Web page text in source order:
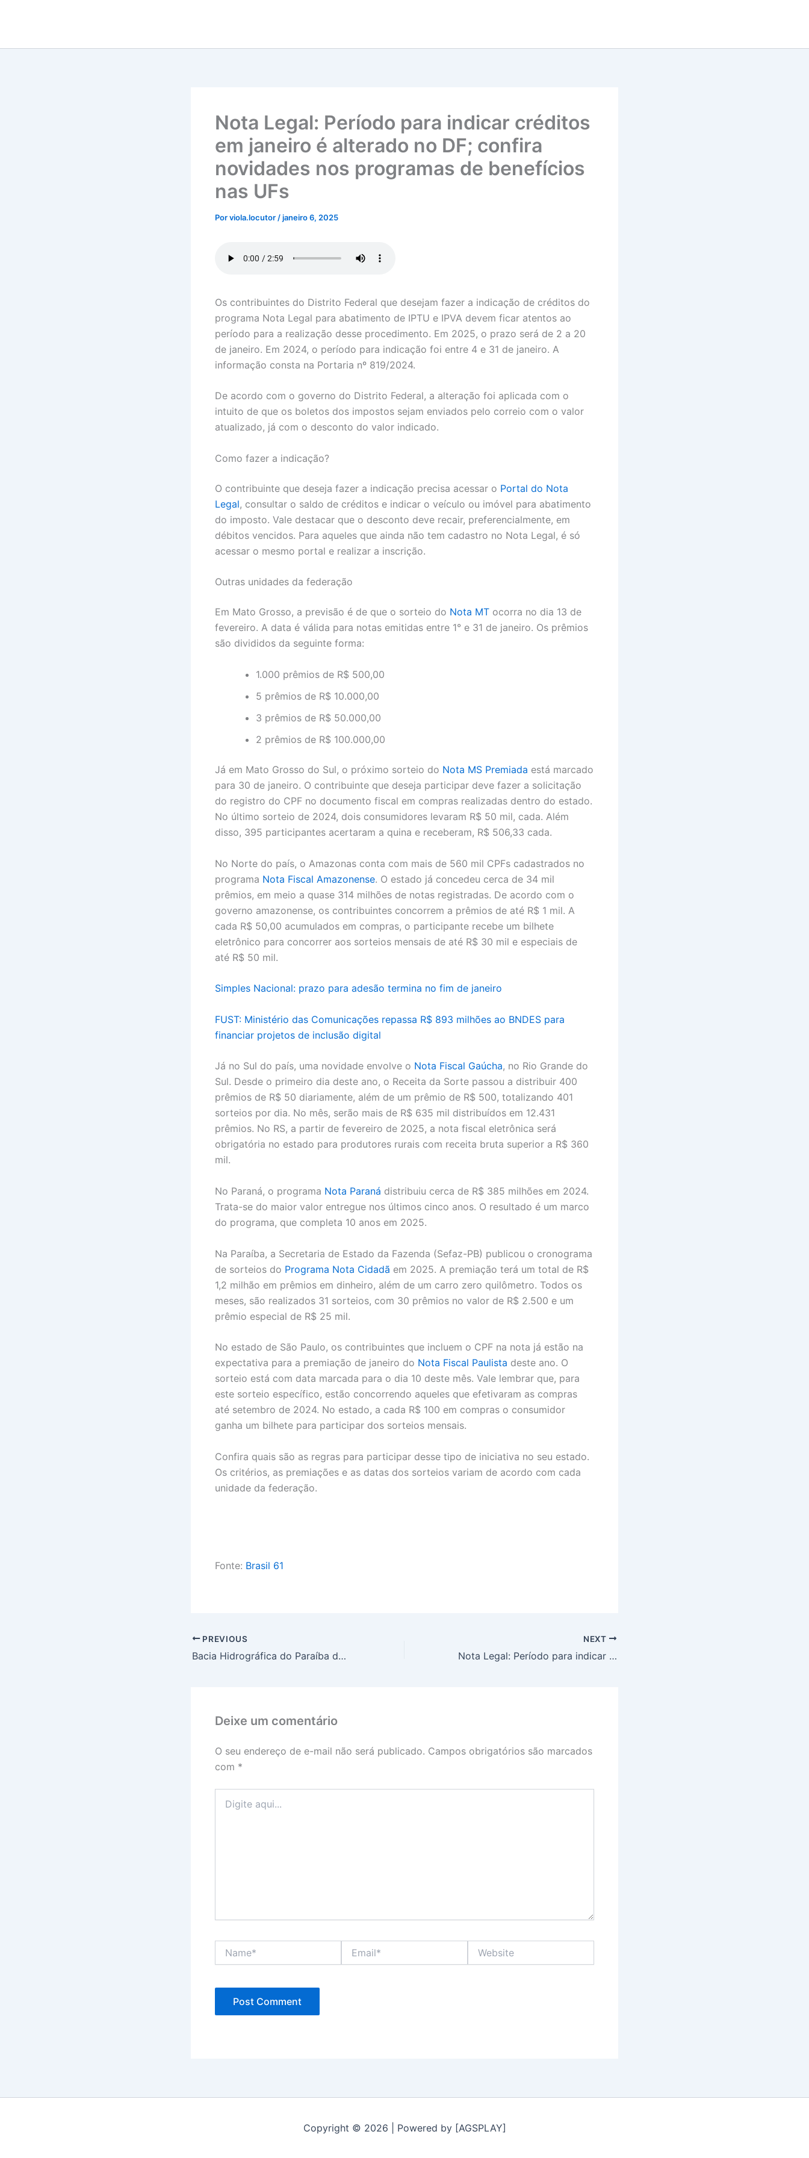
Nota Legal: Período para indicar créditos
em janeiro é alterado no DF; confira
novidades nos programas de benefícios
nas UFs
Porviola.locutor /janeiro 6, 2025
Os contribuintes do Distrito Federal que desejam fazer a indicação de créditos do
programa Nota Legal para abatimento de IPTU e IPVA devem ficar atentos ao
período para a realização desse procedimento. Em 2025, o prazo será de 2 a 20
de janeiro. Em 2024, o período para indicação foi entre 4 e 31 de janeiro. A
informação consta na Portaria nº 819/2024.
De acordo com o governo do Distrito Federal, a alteração foi aplicada com o
intuito de que os boletos dos impostos sejam enviados pelo correio com o valor
atualizado, já com o desconto do valor indicado.
Como fazer a indicação?
O contribuinte que deseja fazer a indicação precisa acessar o Portal do Nota
Legal, consultar o saldo de créditos e indicar o veículo ou imóvel para abatimento
do imposto. Vale destacar que o desconto deve recair, preferencialmente, em
débitos vencidos. Para aqueles que ainda não tem cadastro no Nota Legal, é só
acessar o mesmo portal e realizar a inscrição.
Outras unidades da federação
Em Mato Grosso, a previsão é de que o sorteio do Nota MT ocorra no dia 13 de
fevereiro. A data é válida para notas emitidas entre 1° e 31 de janeiro. Os prêmios
são divididos da seguinte forma:
1.000 prêmios de R$ 500,00
5 prêmios de R$ 10.000,00
3 prêmios de R$ 50.000,00
2 prêmios de R$ 100.000,00
Já em Mato Grosso do Sul, o próximo sorteio do Nota MS Premiada está marcado
para 30 de janeiro. O contribuinte que deseja participar deve fazer a solicitação
do registro do CPF no documento fiscal em compras realizadas dentro do estado.
No último sorteio de 2024, dois consumidores levaram R$ 50 mil, cada. Além
disso, 395 participantes acertaram a quina e receberam, R$ 506,33 cada.
No Norte do país, o Amazonas conta com mais de 560 mil CPFs cadastrados no
programa Nota Fiscal Amazonense. O estado já concedeu cerca de 34 mil
prêmios, em meio a quase 314 milhões de notas registradas. De acordo com o
governo amazonense, os contribuintes concorrem a prêmios de até R$ 1 mil. A
cada R$ 50,00 acumulados em compras, o participante recebe um bilhete
eletrônico para concorrer aos sorteios mensais de até R$ 30 mil e especiais de
até R$ 50 mil.
Simples Nacional: prazo para adesão termina no fim de janeiro
FUST: Ministério das Comunicações repassa R$ 893 milhões ao BNDES para
financiar projetos de inclusão digital
Já no Sul do país, uma novidade envolve o Nota Fiscal Gaúcha, no Rio Grande do
Sul. Desde o primeiro dia deste ano, o Receita da Sorte passou a distribuir 400
prêmios de R$ 50 diariamente, além de um prêmio de R$ 500, totalizando 401
sorteios por dia. No mês, serão mais de R$ 635 mil distribuídos em 12.431
prêmios. No RS, a partir de fevereiro de 2025, a nota fiscal eletrônica será
obrigatória no estado para produtores rurais com receita bruta superior a R$ 360
mil.
No Paraná, o programa Nota Paraná distribuiu cerca de R$ 385 milhões em 2024.
Trata-se do maior valor entregue nos últimos cinco anos. O resultado é um marco
do programa, que completa 10 anos em 2025.
Na Paraíba, a Secretaria de Estado da Fazenda (Sefaz-PB) publicou o cronograma
de sorteios do Programa Nota Cidadã em 2025. A premiação terá um total de R$
1,2 milhão em prêmios em dinheiro, além de um carro zero quilômetro. Todos os
meses, são realizados 31 sorteios, com 30 prêmios no valor de R$ 2.500 e um
prêmio especial de R$ 25 mil.
No estado de São Paulo, os contribuintes que incluem o CPF na nota já estão na
expectativa para a premiação de janeiro do Nota Fiscal Paulista deste ano. O
sorteio está com data marcada para o dia 10 deste mês. Vale lembrar que, para
este sorteio específico, estão concorrendo aqueles que efetivaram as compras
até setembro de 2024. No estado, a cada R$ 100 em compras o consumidor
ganha um bilhete para participar dos sorteios mensais.
Confira quais são as regras para participar desse tipo de iniciativa no seu estado.
Os critérios, as premiações e as datas dos sorteios variam de acordo com cada
unidade da federação.
Fonte: Brasil 61
PREVIOUS
Bacia Hidrográfica do Paraíba do Sul: prazo para pagamento da taxa de uso da água de domínio da União vence em 30 de abril
NEXT
Nota Legal: Período para indicar créditos em janeiro é alterado no DF; confira novidades nos programas de benefícios nas UFs
Deixe um comentário
O seu endereço de e-mail não será publicado. Campos obrigatórios são marcados
com *
aqui...
Copyright © 2026 | Powered by [AGSPLAY]